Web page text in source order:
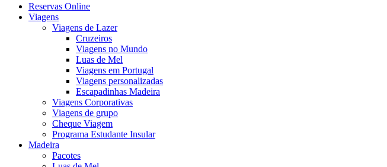
Reservas Online
Viagens
Viagens de Lazer
Cruzeiros
Viagens no Mundo
Luas de Mel
Viagens em Portugal
Viagens personalizadas
Escapadinhas Madeira
Viagens Corporativas
Viagens de grupo
Cheque Viagem
Programa Estudante Insular
Madeira
Pacotes